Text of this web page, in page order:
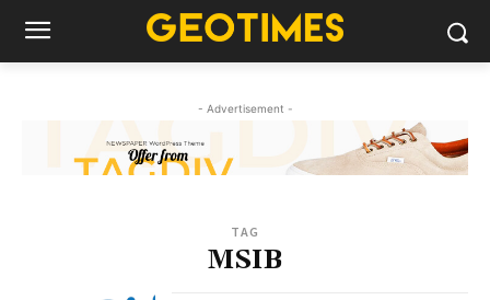
- Advertisement -
TAG
MSIB